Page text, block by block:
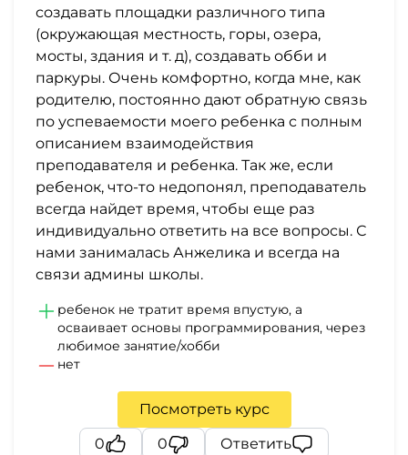
создавать площадки различного типа
(окружающая местность, горы, озера,
мосты, здания и т. д), создавать обби и
паркуры. Очень комфортно, когда мне, как
родителю, постоянно дают обратную связь
по успеваемости моего ребенка с полным
описанием взаимодействия
преподавателя и ребенка. Так же, если
ребенок, что-то недопонял, преподаватель
всегда найдет время, чтобы еще раз
индивидуально ответить на все вопросы. С
нами занималась Анжелика и всегда на
связи админы школы.
ребенок не тратит время впустую, а
осваивает основы программирования, через
любимое занятие/хобби
нет
Посмотреть курс
0
0 Ответить